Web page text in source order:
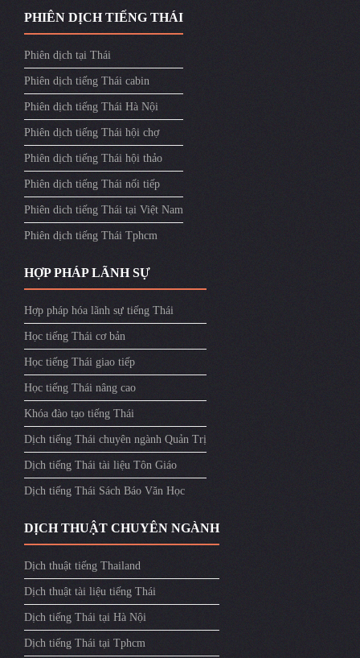
PHIÊN DỊCH TIẾNG THÁI
Phiên dịch tại Thái
Phiên dịch tiếng Thái cabin
Phiên dịch tiếng Thái Hà Nội
Phiên dịch tiếng Thái hội chợ
Phiên dịch tiếng Thái hội thảo
Phiên dịch tiếng Thái nối tiếp
Phiên dich tiếng Thái tại Việt Nam
Phiên dịch tiếng Thái Tphcm
HỢP PHÁP LÃNH SỰ
Hợp pháp hóa lãnh sự tiếng Thái
Học tiếng Thái cơ bản
Học tiếng Thái giao tiếp
Học tiếng Thái nâng cao
Khóa đào tạo tiếng Thái
Dịch tiếng Thái chuyên ngành Quản Trị
Dịch tiếng Thái tài liệu Tôn Giáo
Dịch tiếng Thái Sách Báo Văn Học
DỊCH THUẬT CHUYÊN NGÀNH
Dịch thuật tiếng Thailand
Dịch thuật tài liệu tiếng Thái
Dịch tiếng Thái tại Hà Nội
Dịch tiếng Thái tại Tphcm